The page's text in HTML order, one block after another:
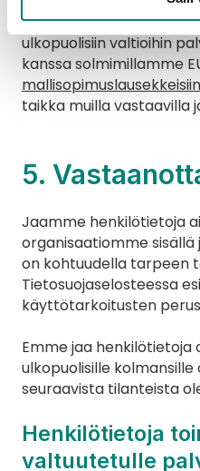
henkilötietojen siirrolle
ulkopuolisiin valtioihin
mallisopimuslausekkeisiin
taikka muilla vastaavilla
5.
Jaamme henkilötietoja
organisaatiomme sisällä
on kohtuudella tarpeen
Tietosuojaselosteessa
käyttötarkoitusten
Emme jaa
ulkopuolisille kolmansille
seuraavista tilanteista
Henkilötietoja
valtuutetulle